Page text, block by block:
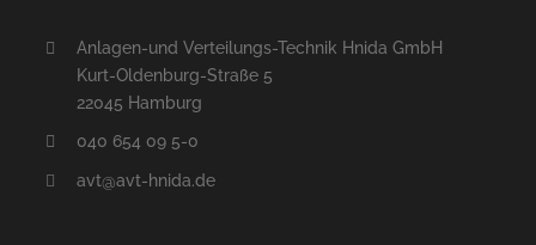
Anlagen-und Verteilungs-Technik Hnida GmbH
Kurt-Oldenburg-Straße 5
22045 Hamburg
040 654 09 5-0
avt@avt-hnida.de